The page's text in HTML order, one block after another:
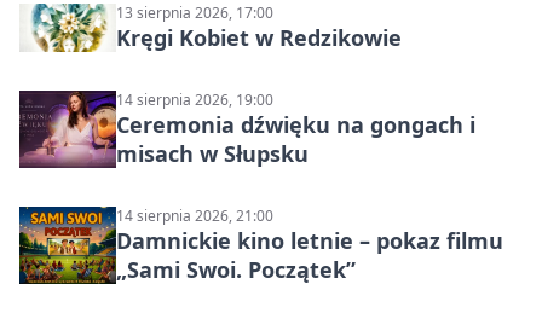
13 sierpnia 2026, 17:00
Kręgi Kobiet w Redzikowie
14 sierpnia 2026, 19:00
Ceremonia dźwięku na gongach i
misach w Słupsku
14 sierpnia 2026, 21:00
Damnickie kino letnie – pokaz filmu
„Sami Swoi. Początek”